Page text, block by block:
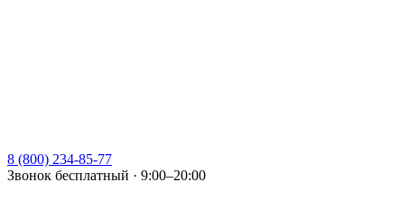
8 (800) 234-85-77
Звонок бесплатный · 9:00–20:00